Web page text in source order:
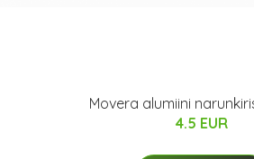
Movera alumiini
4.5 EUR